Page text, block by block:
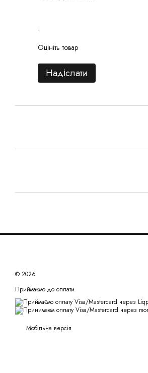
Оцініть товар
Надіслати
© 2026
Приймаємо до оплати
Мобільна версія